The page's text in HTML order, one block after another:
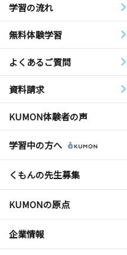
学習の流れ
無料体験学習
よくあるご質問
資料請求
KUMON体験者の声
学習中の方へ
くもんの先生募集
KUMONの原点
企業情報